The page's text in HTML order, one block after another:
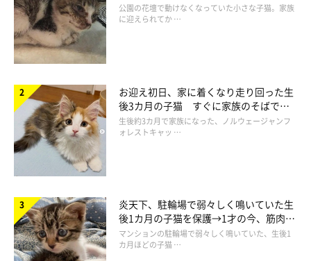
ハンモックでくつろぐ生後4～5週間のおまめちゃん
@omame_mamegram
倉庫の奥の隙間を覗き込んだ飼い主さんは、とても小さくてやせ
母猫が戻ってくるかもしれないと思い、しばらく様子をうかがっ
ていたそうですが、おまめちゃんがいくら鳴いても母猫が戻って
くる気配はなかったといいます。
飼い主さん：
「『ミャー、、ミャー、、』という鳴き声が『さみしいよ』『お
なか減ったよ』『もっと生きたいよ』と聞こえてしまい、『この
ままではあのコは死んでしまうかもしれない』と思った私は、急
と“姉妹”のような関係に
公園の花壇で動けなくなっていた小さな子猫。家族
に迎えられてか …
お迎え初日、家に着くなり走り回った生
後3カ月の子猫 すぐに家族のそばで落
ち着く姿に「迎えてよかった」
生後約3カ月で家族になった、ノルウェージャンフ
ォレストキャッ …
炎天下、駐輪場で弱々しく鳴いていた生
後1カ月の子猫を保護→1才の今、筋肉質
でツンデレなコに成長
マンションの駐輪場で弱々しく鳴いていた、生後1
カ月ほどの子猫 …